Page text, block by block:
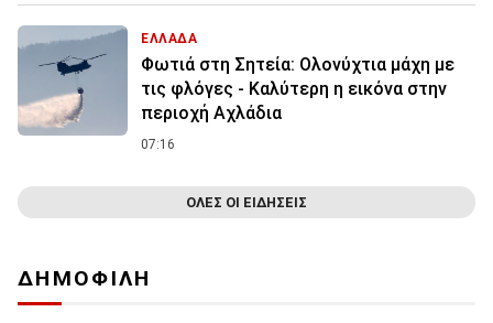
ΕΛΛΑΔΑ
Φωτιά στη Σητεία: Ολονύχτια μάχη με
τις φλόγες - Καλύτερη η εικόνα στην
περιοχή Αχλάδια
07:16
ΟΛΕΣ ΟΙ ΕΙΔΗΣΕΙΣ
ΔΗΜΟΦΙΛΗ